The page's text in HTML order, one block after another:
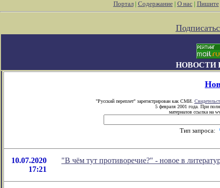
Портал| Содержание| О нас| Пишите
НОВОСТИ
"Русский переплет" зарегистрирован как СМИ.
5 февраля 2001 года. При
материалов ссылка на
Тип запроса:
10.07.2020
17:21
"В чём тут противоречие?" - новое в